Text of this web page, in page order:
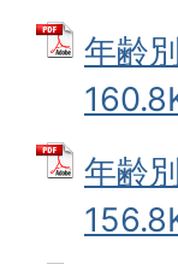
年齢
年齢